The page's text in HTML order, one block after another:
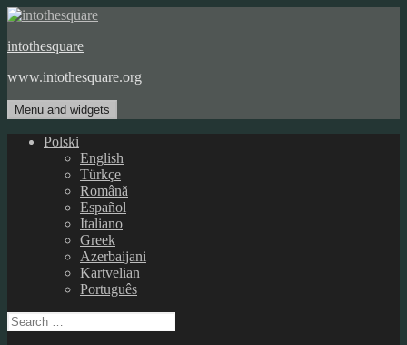
Skip
content
intothesquare
www.intothesquare.org
Menu and widgets
Polski
English
Türkçe
Română
Español
Italiano
Greek
Azerbaijani
Kartvelian
Português
Search
for: